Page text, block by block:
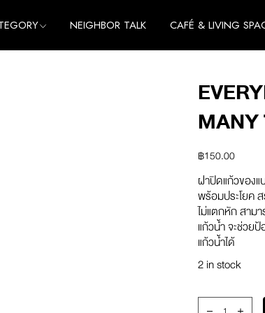
NEIGHBOR TALK CAFÉ & LIVING
MANY
BUT I
฿150.00
ฝาปิดแก้วของ
พร้อมประโยค
ไม่แตกหัก สาม
แก้วน้ำ จะช่วย
แก้วน้ำได้
2 in stock
Everyday